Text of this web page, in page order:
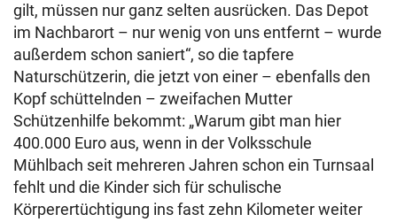
gilt, müssen nur ganz selten ausrücken. Das Depot
im Nachbarort – nur wenig von uns entfernt – wurde
außerdem schon saniert“, so die tapfere
Naturschützerin, die jetzt von einer – ebenfalls den
Kopf schüttelnden – zweifachen Mutter
Schützenhilfe bekommt: „Warum gibt man hier
400.000 Euro aus, wenn in der Volksschule
Mühlbach seit mehreren Jahren schon ein Turnsaal
fehlt und die Kinder sich für schulische
Körperertüchtigung ins fast zehn Kilometer weiter